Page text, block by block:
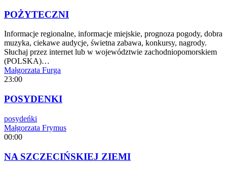
POŻYTECZNI
Informacje regionalne, informacje miejskie, prognoza pogody, dobra
muzyka, ciekawe audycje, świetna zabawa, konkursy, nagrody.
Słuchaj przez internet lub w województwie zachodniopomorskiem
(POLSKA)…
Małgorzata Furga
23:00
POSYDENKI
posydeńki
Małgorzata Frymus
00:00
NA SZCZECIŃSKIEJ ZIEMI